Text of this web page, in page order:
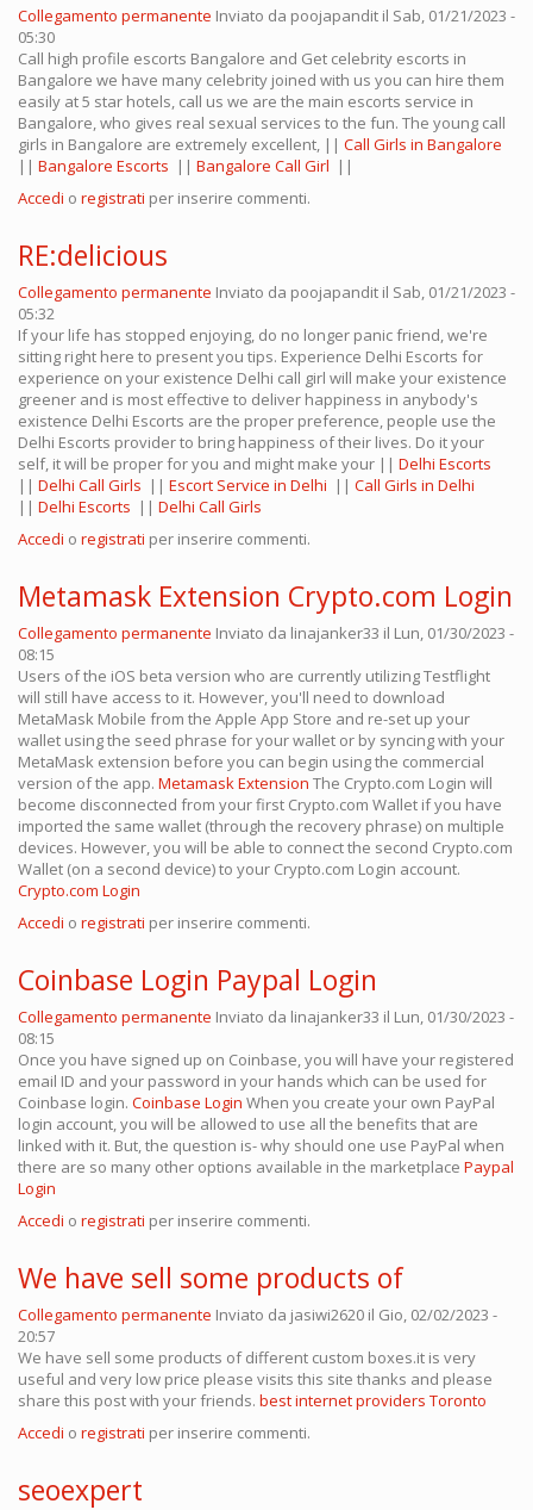
Collegamento permanente Inviato da poojapandit il Sab, 01/21/2023 -
05:30
Call high profile escorts Bangalore and Get celebrity escorts in
Bangalore we have many celebrity joined with us you can hire them
easily at 5 star hotels, call us we are the main escorts service in
Bangalore, who gives real sexual services to the fun. The young call
girls in Bangalore are extremely excellent, || Call Girls in Bangalore
|| Bangalore Escorts || Bangalore Call Girl ||
Accedi o registrati per inserire commenti.
RE:delicious
Collegamento permanente Inviato da poojapandit il Sab, 01/21/2023 -
05:32
If your life has stopped enjoying, do no longer panic friend, we're
sitting right here to present you tips. Experience Delhi Escorts for
experience on your existence Delhi call girl will make your existence
greener and is most effective to deliver happiness in anybody's
existence Delhi Escorts are the proper preference, people use the
Delhi Escorts provider to bring happiness of their lives. Do it your
self, it will be proper for you and might make your || Delhi Escorts
|| Delhi Call Girls || Escort Service in Delhi || Call Girls in Delhi
|| Delhi Escorts || Delhi Call Girls
Accedi o registrati per inserire commenti.
Metamask Extension Crypto.com Login
Collegamento permanente Inviato da linajanker33 il Lun, 01/30/2023 -
08:15
Users of the iOS beta version who are currently utilizing Testflight
will still have access to it. However, you'll need to download
MetaMask Mobile from the Apple App Store and re-set up your
wallet using the seed phrase for your wallet or by syncing with your
MetaMask extension before you can begin using the commercial
version of the app. Metamask Extension The Crypto.com Login will
become disconnected from your first Crypto.com Wallet if you have
imported the same wallet (through the recovery phrase) on multiple
devices. However, you will be able to connect the second Crypto.com
Wallet (on a second device) to your Crypto.com Login account.
Crypto.com Login
Accedi o registrati per inserire commenti.
Coinbase Login Paypal Login
Collegamento permanente Inviato da linajanker33 il Lun, 01/30/2023 -
08:15
Once you have signed up on Coinbase, you will have your registered
email ID and your password in your hands which can be used for
Coinbase login. Coinbase Login When you create your own PayPal
login account, you will be allowed to use all the benefits that are
linked with it. But, the question is- why should one use PayPal when
there are so many other options available in the marketplace Paypal
Login
Accedi o registrati per inserire commenti.
We have sell some products of
Collegamento permanente Inviato da jasiwi2620 il Gio, 02/02/2023 -
20:57
We have sell some products of different custom boxes.it is very
useful and very low price please visits this site thanks and please
share this post with your friends. best internet providers Toronto
Accedi o registrati per inserire commenti.
seoexpert